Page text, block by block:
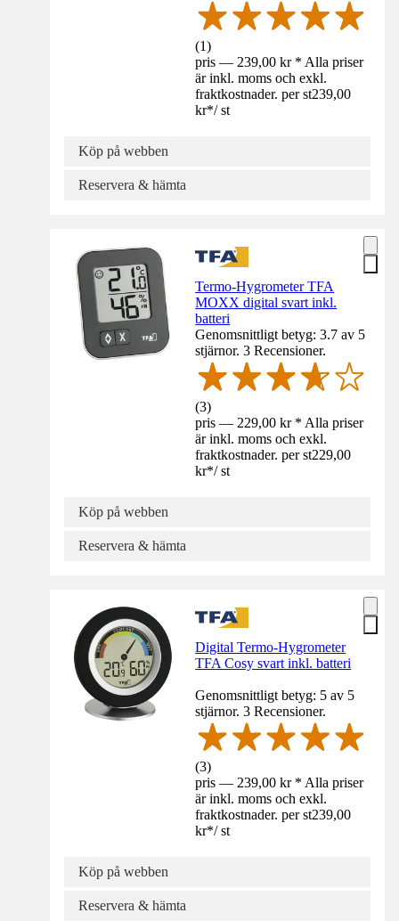
(1)
pris — 239,00 kr * Alla priser
är inkl. moms och exkl.
fraktkostnader. per st239,00
kr*/ st
Köp på webben
Reservera & hämta
Termo-Hygrometer TFA
MOXX digital svart inkl.
batteri
Genomsnittligt betyg: 3.7 av 5
stjärnor. 3 Recensioner.
(3)
pris — 229,00 kr * Alla priser
är inkl. moms och exkl.
fraktkostnader. per st229,00
kr*/ st
Köp på webben
Reservera & hämta
Digital Termo-Hygrometer
TFA Cosy svart inkl. batteri
Genomsnittligt betyg: 5 av 5
stjärnor. 3 Recensioner.
(3)
pris — 239,00 kr * Alla priser
är inkl. moms och exkl.
fraktkostnader. per st239,00
kr*/ st
Köp på webben
Reservera & hämta